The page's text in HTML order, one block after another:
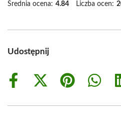
Średnia ocena: 4.84 Liczba ocen:
Udostępnij
Share
Share
(Twitter)
Share
Share